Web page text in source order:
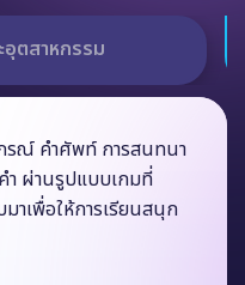
คลุม 5 ทักษะหลัก
รณ์ คำศัพท์ การสนทนา
ำ ผ่านรูปแบบเกมที่
าเพื่อให้การเรียนสนุก